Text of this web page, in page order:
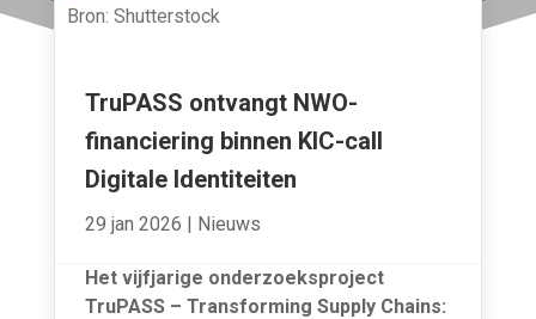
Bron: Shutterstock
TruPASS ontvangt NWO-
financiering binnen KIC-call
Digitale Identiteiten
29 jan 2026 | Nieuws
Het vijfjarige onderzoeksproject
TruPASS – Transforming Supply Chains: